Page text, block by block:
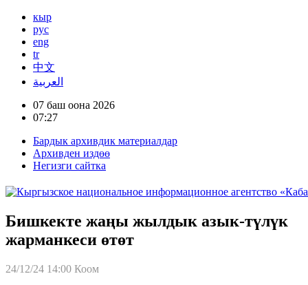
кыр
рус
eng
tr
中文
العربية
07 баш оона 2026
07:27
Бардык архивдик материалдар
Архивден издөө
Негизги сайтка
Бишкекте жаңы жылдык азык-түлүк
жарманкеси өтөт
24/12/24 14:00 Коом